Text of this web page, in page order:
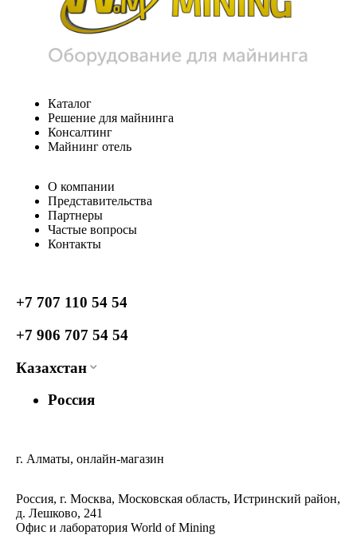
Каталог
Решение для майнинга
Консалтинг
Майнинг отель
О компании
Представительства
Партнеры
Частые вопросы
Контакты
+7 707 110 54 54
+7 906 707 54 54
Казахстан
Россия
г. Алматы, онлайн-магазин
Россия, г. Москва, Московская область, Истринский район,
д. Лешково, 241
Офис и лаборатория World of Mining